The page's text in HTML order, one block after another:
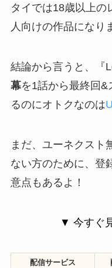
タイでは18歳以上の
人向けの作品になり
結論から言うと、『
幕を1話から最終回&
るのにオトクなのは
まだ、ユーネクスト
ない方のために、登
意点もあるよ！
▼ 今すぐ
配信サービス